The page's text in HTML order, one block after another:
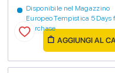
Disponibile nel Magazzino
Europeo Tempistica 5 Days
purchase
AGGIUNGI AL